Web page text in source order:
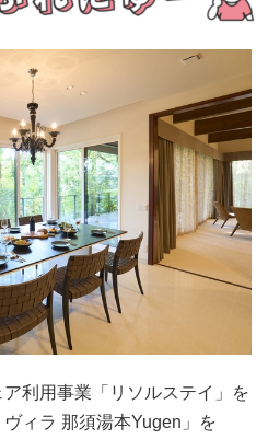
利用事業「リソルステイ」を
ィラ 那須湯本Yugen」を